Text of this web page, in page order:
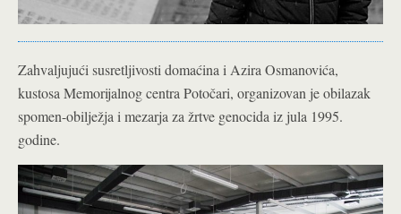
Zahvaljujući susretljivosti domaćina i Azira Osmanovića,
kustosa Memorijalnog centra Potočari, organizovan je obilazak
spomen-obilježja i mezarja za žrtve genocida iz jula 1995.
godine.